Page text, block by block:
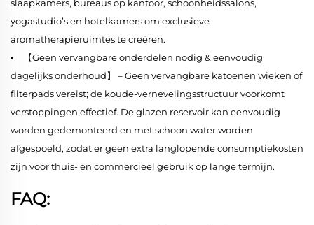
slaapkamers, bureaus op kantoor, schoonheidssalons,
yogastudio’s en hotelkamers om exclusieve
aromatherapieruimtes te creëren.
【Geen vervangbare onderdelen nodig & eenvoudig
dagelijks onderhoud】 – Geen vervangbare katoenen wieken of
filterpads vereist; de koude-vernevelingsstructuur voorkomt
verstoppingen effectief. De glazen reservoir kan eenvoudig
worden gedemonteerd en met schoon water worden
afgespoeld, zodat er geen extra langlopende consumptiekosten
zijn voor thuis- en commercieel gebruik op lange termijn.
FAQ: